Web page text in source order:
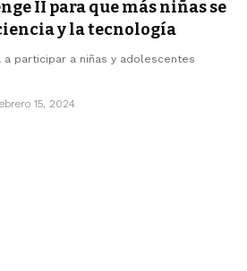
II para que más niñas se
y la tecnología
a participar a niñas y adolescentes
15, 2024